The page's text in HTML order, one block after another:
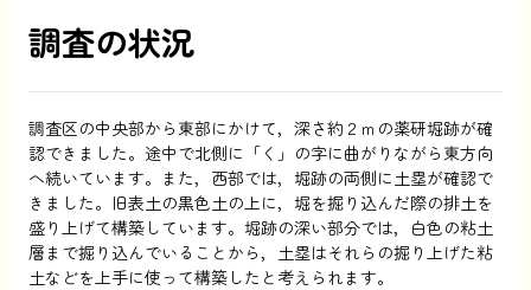
調査の状況
調査区の中央部から東部にかけて，深さ約２ｍの薬研堀跡が確
認できました。途中で北側に「く」の字に曲がりながら東方向
へ続いています。また，西部では，堀跡の両側に土塁が確認で
きました。旧表土の黒色土の上に，堀を掘り込んだ際の排土を
盛り上げて構築しています。堀跡の深い部分では，白色の粘土
層まで掘り込んでいることから，土塁はそれらの掘り上げた粘
土などを上手に使って構築したと考えられます。